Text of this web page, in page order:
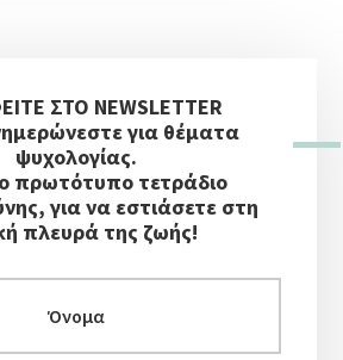
ΣΤΟ NEWSLETTER
για θέματα
ψυχολογίας.
πρωτότυπο τετράδιο
για να εστιάσετε στη
πλευρά της ζωής!